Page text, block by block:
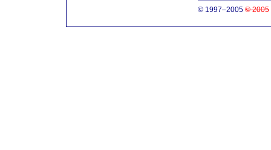
© 1997–2005 © 2005